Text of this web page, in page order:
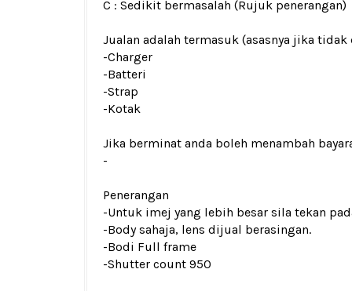
C : Sedikit bermasalah (Rujuk penerangan)
Jualan adalah termasuk (asasnya jika
-Charger
-Batteri
-Strap
-Kotak
Jika berminat anda boleh menambah
-
Penerangan
-Untuk imej yang lebih besar sila tekan
-Body sahaja, lens dijual berasingan.
-Bodi Full frame
-Shutter count 950